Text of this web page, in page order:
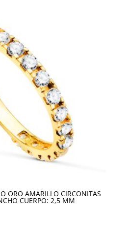
ORO AMARILLO CIRCONITAS
CUERPO: 2,5 MM